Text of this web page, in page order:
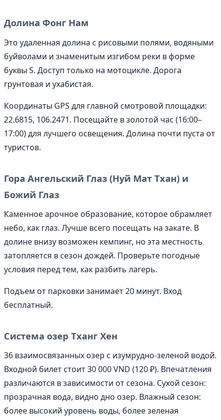
Долина Фонг Нам
Это удаленная долина с рисовыми полями, водяными
буйволами и знаменитым изгибом реки в форме
буквы S. Доступ только на мотоцикле. Дорога
грунтовая и ухабистая.
Координаты GPS для главной смотровой площадки:
22.6815, 106.2471. Посещайте в золотой час (16:00–
17:00) для лучшего освещения. Долина почти пуста от
туристов.
Гора Ангельский Глаз (Нуй Мат Тхан) и
Божий Глаз
Каменное арочное образование, которое обрамляет
небо, как глаз. Лучше всего посещать на закате. В
долине внизу возможен кемпинг, но эта местность
затопляется в сезон дождей. Проверьте погодные
условия перед тем, как разбить лагерь.
Подъем от парковки занимает 20 минут. Вход
бесплатный.
Система озер Тханг Хен
36 взаимосвязанных озер с изумрудно-зеленой водой.
Входной билет стоит 30 000 VND (120 ₽). Впечатления
различаются в зависимости от сезона. Сухой сезон:
прозрачная вода, видно дно озер. Влажный сезон:
более высокий уровень воды, более зеленая